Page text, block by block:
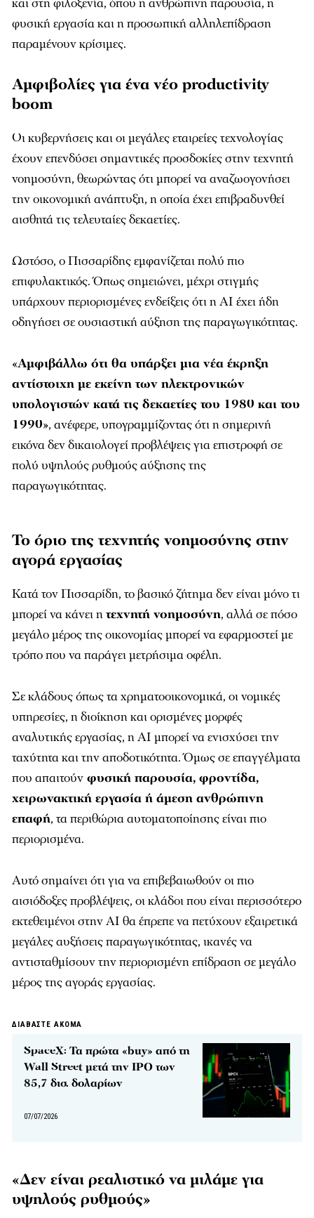
φυσική εργασία και η προσωπική αλληλεπίδραση
παραμένουν κρίσιμες.
Αμφιβολίες για ένα νέο productivity
boom
Οι κυβερνήσεις και οι μεγάλες εταιρείες τεχνολογίας
έχουν επενδύσει σημαντικές προσδοκίες στην τεχνητή
νοημοσύνη, θεωρώντας ότι μπορεί να αναζωογονήσει
την οικονομική ανάπτυξη, η οποία έχει επιβραδυνθεί
αισθητά τις τελευταίες δεκαετίες.
Ωστόσο, ο Πισσαρίδης εμφανίζεται πολύ πιο
επιφυλακτικός. Όπως σημειώνει, μέχρι στιγμής
υπάρχουν περιορισμένες ενδείξεις ότι η AI έχει ήδη
οδηγήσει σε ουσιαστική αύξηση της παραγωγικότητας.
«Αμφιβάλλω ότι θα υπάρξει μια νέα έκρηξη
αντίστοιχη με εκείνη των ηλεκτρονικών
υπολογιστών κατά τις δεκαετίες του 1980 και του
1990», ανέφερε, υπογραμμίζοντας ότι η σημερινή
εικόνα δεν δικαιολογεί προβλέψεις για επιστροφή σε
πολύ υψηλούς ρυθμούς αύξησης της
παραγωγικότητας.
Το όριο της τεχνητής νοημοσύνης στην
αγορά εργασίας
Κατά τον Πισσαρίδη, το βασικό ζήτημα δεν είναι μόνο τι
μπορεί να κάνει ητεχνητή νοημοσύνη, αλλά σε πόσο
μεγάλο μέρος της οικονομίας μπορεί να εφαρμοστεί με
τρόπο που να παράγει μετρήσιμα οφέλη.
Σε κλάδους όπως τα χρηματοοικονομικά, οι νομικές
υπηρεσίες, η διοίκηση και ορισμένες μορφές
αναλυτικής εργασίας, η AI μπορεί να ενισχύσει την
ταχύτητα και την αποδοτικότητα. Όμως σε επαγγέλματα
που απαιτούν φυσική παρουσία, φροντίδα,
χειρωνακτική εργασία ή άμεση ανθρώπινη
επαφή, τα περιθώρια αυτοματοποίησης είναι πιο
περιορισμένα.
Αυτό σημαίνει ότι για να επιβεβαιωθούν οι πιο
αισιόδοξες προβλέψεις, οι κλάδοι που είναι περισσότερο
εκτεθειμένοι στην AI θα έπρεπε να πετύχουν εξαιρετικά
μεγάλες αυξήσεις παραγωγικότητας, ικανές να
αντισταθμίσουν την περιορισμένη επίδραση σε μεγάλο
μέρος της αγοράς εργασίας.
ΔΙΑΒΑΣΤΕ ΑΚΟΜΑ
SpaceX: Τα πρώτα «buy» από τη
Wall Street μετά την IPO των
85,7 δισ. δολαρίων
07/07/2026
«Δεν είναι ρεαλιστικό να μιλάμε για
υψηλούς ρυθμούς»